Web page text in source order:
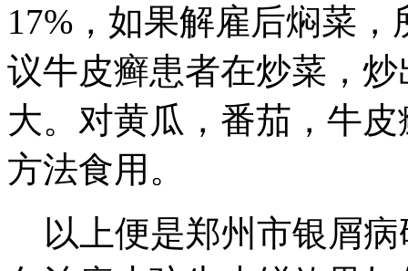
17%，如果解雇后焖菜
议牛皮癣患者在炒菜，
大。对黄瓜，番茄，牛
方法食用。
以上便是郑州市银屑病